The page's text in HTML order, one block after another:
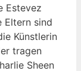
Estevez
Eltern sind
Künstlerin
tragen
Sheen